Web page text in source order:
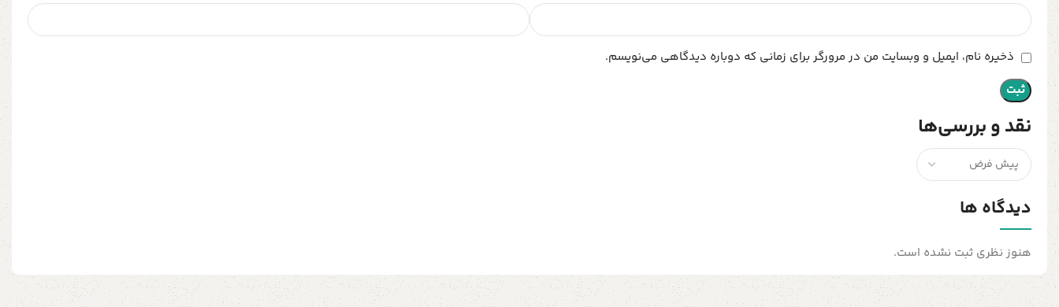
نقد و بررسی‌ها
دیدگاه ها
هنوز نظری ثبت نشده است.
ذخیره نام، ایمیل و وبسایت من در مرورگر برای زمانی که دوباره دیدگاهی می‌نویسم.